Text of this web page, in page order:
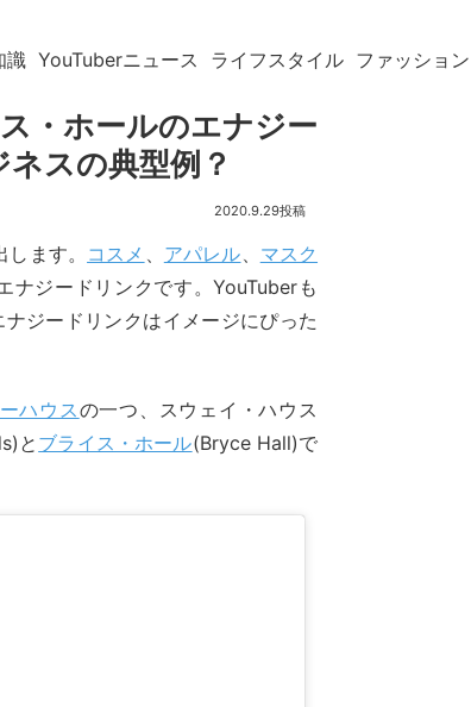
識 YouTuberニュース ライフスタイル ファッション
・ホールのエナジー
スの典型例？
2020.9.29
ます。 コスメ 、 アパレル、 マスク
ナジードリンクです。YouTuberも
ジードリンクはイメージにぴった
ハウスの一つ、スウェイ・ハウス
と ブライス・ホール(Bryce Hall)で